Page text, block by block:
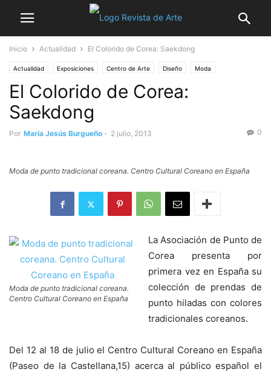
Inicio Actualidad El Colorido de Corea: Saekdong
Actualidad Exposiciones Centro de Arte Diseño Moda
El Colorido de Corea:
Saekdong
Por María Jesús Burgueño - 2 julio, 2013 0
Moda de punto tradicional coreana. Centro Cultural Coreano en España
Moda de punto tradicional coreana.
Centro Cultural Coreano en España
La Asociación de Punto de
Corea presenta por
primera vez en España su
colección de prendas de
punto hiladas con colores
tradicionales coreanos.
Del 12 al 18 de julio el Centro Cultural Coreano en España
(Paseo de la Castellana,15) acerca al público español el